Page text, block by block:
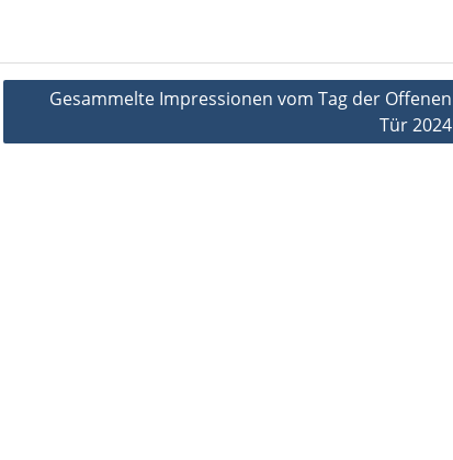
Gesammelte Impressionen vom Tag der Offenen
Tür 2024